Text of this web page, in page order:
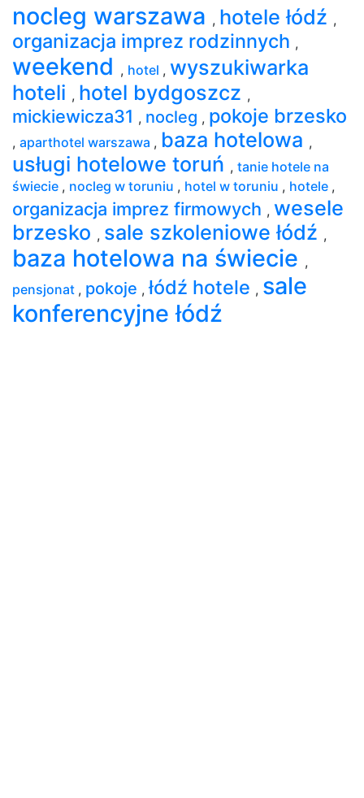
nocleg warszawa , hotele łódź ,
organizacja imprez rodzinnych ,
weekend , hotel , wyszukiwarka
hoteli , hotel bydgoszcz ,
mickiewicza31 , nocleg , pokoje brzesko
, aparthotel warszawa , baza hotelowa ,
usługi hotelowe toruń , tanie hotele na
świecie , nocleg w toruniu , hotel w toruniu , hotele ,
organizacja imprez firmowych , wesele
brzesko , sale szkoleniowe łódź ,
baza hotelowa na świecie ,
pensjonat , pokoje , łódź hotele , sale
konferencyjne łódź